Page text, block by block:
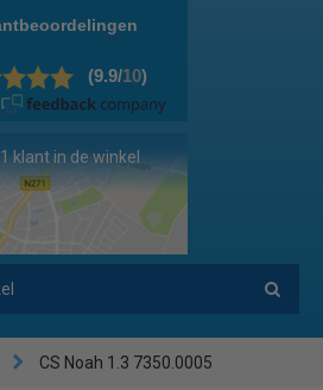
1 klant in de winkel
CS Noah 1.3 7350.0005